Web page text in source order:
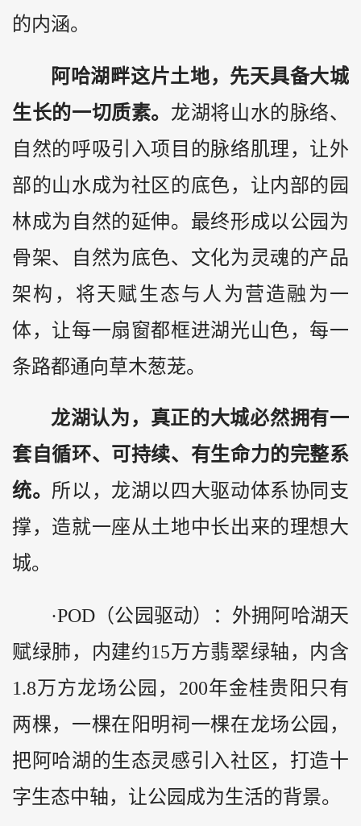
的内涵。
阿哈湖畔这片土地，先天具备大城
生长的一切质素。 龙湖将山水的脉络、
自然的呼吸引入项目的脉络肌理，让外
部的山水成为社区的底色，让内部的园
林成为自然的延伸。最终形成以公园为
骨架、自然为底色、文化为灵魂的产品
架构，将天赋生态与人为营造融为一
体，让每一扇窗都框进湖光山色，每一
条路都通向草木葱茏。
龙湖认为，真正的大城必然拥有一
套自循环、可持续、有生命力的完整系
统。 所以，龙湖以四大驱动体系协同支
撑，造就一座从土地中长出来的理想大
城。
·POD（公园驱动）：外拥阿哈湖天
赋绿肺，内建约15万方翡翠绿轴，内含
1.8万方龙场公园，200年金桂贵阳只有
两棵，一棵在阳明祠一棵在龙场公园，
把阿哈湖的生态灵感引入社区，打造十
字生态中轴，让公园成为生活的背景。